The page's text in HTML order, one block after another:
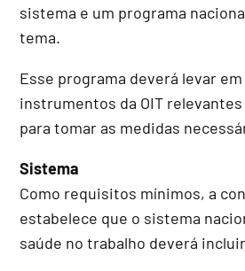
sistema e um programa
tema.
Esse programa deverá levar
instrumentos da OIT
para tomar as medidas
Sistema
Como requisitos mínimos, a
estabelece que o sistema
saúde no trabalho deverá